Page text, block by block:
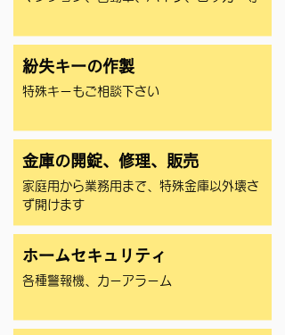
紛失キーの作製
特殊キーもご相談下さい
金庫の開錠、修理、販売
家庭用から業務用まで、特殊金庫以外壊さ
ず開けます
ホームセキュリティ
各種警報機、カーアラーム